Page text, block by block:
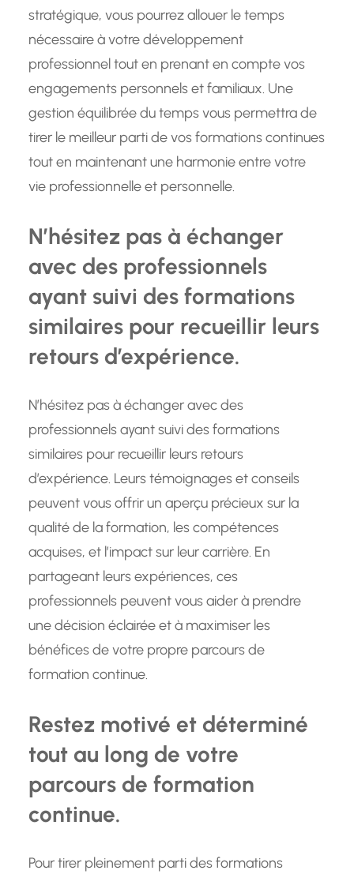
stratégique, vous pourrez allouer le temps
nécessaire à votre développement
professionnel tout en prenant en compte vos
engagements personnels et familiaux. Une
gestion équilibrée du temps vous permettra de
tirer le meilleur parti de vos formations continues
tout en maintenant une harmonie entre votre
vie professionnelle et personnelle.
N’hésitez pas à échanger
avec des professionnels
ayant suivi des formations
similaires pour recueillir leurs
retours d’expérience.
N’hésitez pas à échanger avec des
professionnels ayant suivi des formations
similaires pour recueillir leurs retours
d’expérience. Leurs témoignages et conseils
peuvent vous offrir un aperçu précieux sur la
qualité de la formation, les compétences
acquises, et l’impact sur leur carrière. En
partageant leurs expériences, ces
professionnels peuvent vous aider à prendre
une décision éclairée et à maximiser les
bénéfices de votre propre parcours de
formation continue.
Restez motivé et déterminé
tout au long de votre
parcours de formation
continue.
Pour tirer pleinement parti des formations